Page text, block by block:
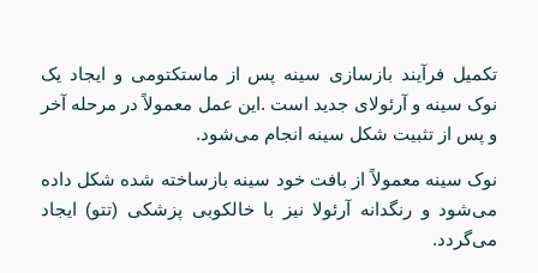
تکمیل فرآیند بازسازی سینه پس از ماستکتومی و ایجاد یک
نوک سینه و آرئولای جدید است .این عمل معمولاً در مرحله آخر
و پس از تثبیت شکل سینه انجام می‌شود.
نوک سینه معمولاً از بافت خود سینه بازساخته شده شکل داده
می‌شود و رنگدانه آرئولا نیز با خالکوبی پزشکی (تتو) ایجاد
می‌گردد.